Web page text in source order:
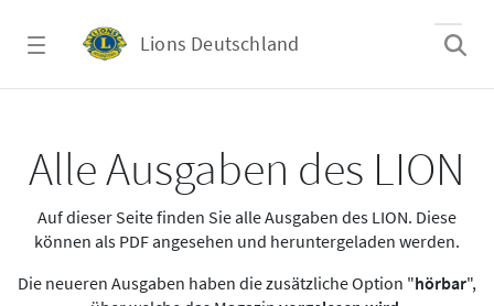
Lions Deutschland
Alle Ausgaben des LION
Auf dieser Seite finden Sie alle Ausgaben des LION. Diese
können als PDF angesehen und heruntergeladen werden.
Die neueren Ausgaben haben die zusätzliche Option "hörbar",